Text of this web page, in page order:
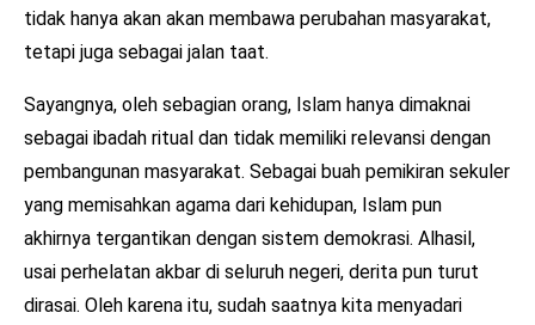
tidak hanya akan akan membawa perubahan masyarakat,
tetapi juga sebagai jalan taat.
Sayangnya, oleh sebagian orang, Islam hanya dimaknai
sebagai ibadah ritual dan tidak memiliki relevansi dengan
pembangunan masyarakat. Sebagai buah pemikiran sekuler
yang memisahkan agama dari kehidupan, Islam pun
akhirnya tergantikan dengan sistem demokrasi. Alhasil,
usai perhelatan akbar di seluruh negeri, derita pun turut
dirasai. Oleh karena itu, sudah saatnya kita menyadari